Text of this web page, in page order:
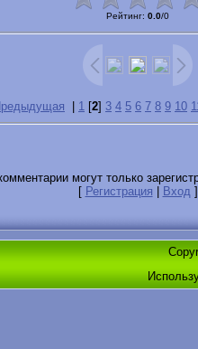
Рейтинг: 0.0/0
1 [2] 3 4 5 6 7 8 9 10
могут только
[ Регистрация Вход]